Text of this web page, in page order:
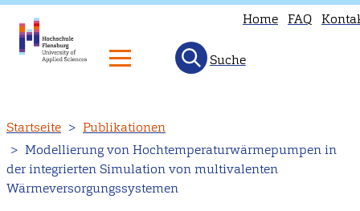
zum
Inhalt
Home FAQ
Suche
Startseite
Publikationen
Modellierung von Hochtemperaturwärmepumpen in
der integrierten Simulation von multivalenten
Wärmeversorgungssystemen